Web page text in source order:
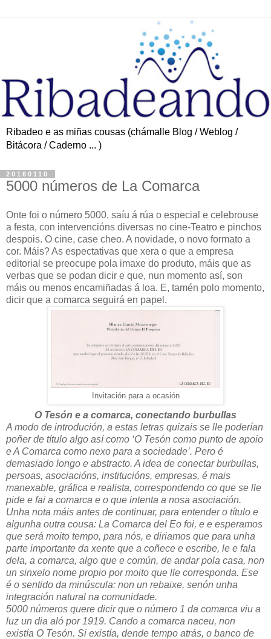
Ribadeo e as miñas cousas (chámalle Blog / Weblog /
Bitácora / Caderno ... )
20160110
5000 números de La Comarca
Onte foi o número 5000, saíu á rúa o especial e celebrouse
a festa, con intervencións diversas no cine-Teatro e pinchos
despois. O cine, case cheo. A novidade, o novo formato a
cor. Máis? As espectativas que xera o que a empresa
editorial se preocupe pola imaxe do produto, máis que as
verbas que se podan dicir e que, nun momento así, son
máis ou menos encamiñadas á loa. E, tamén polo momento,
dicir que a comarca seguirá en papel.
Invitación para a ocasión
O Tesón e a comarca, conectando burbullas
A modo de introdución, a estas letras quizais se lle poderían
poñer de título algo así como ‘O Tesón como punto de apoio
e A Comarca como nexo para a sociedade’. Pero é
demasiado longo e abstracto. A idea de conectar burbullas,
persoas, asociacións, institucións, empresas, é mais
manexable, gráfica e realista, correspondendo co que se lle
pide e fai a comarca e o que intenta a nosa asociación.
Unha nota máis antes de continuar, para entender o título e
algunha outra cousa: La Comarca del Eo foi, e e esperamos
que será moito tempo, para nós, e diriamos que para unha
parte importante da xente que a coñece e escribe, le e fala
dela, a comarca, algo que e común, de andar pola casa, non
un sinxelo nome propio por moito que lle corresponda. Ese
é o sentido da minúscula: non un rebaixe, senón unha
integración natural na comunidade.
5000 números quere dicir que o número 1 da comarca viu a
luz un dia aló por 1919. Cando a comarca naceu, non
existía O Tesón. Si existía, dende tempo atrás, o banco de